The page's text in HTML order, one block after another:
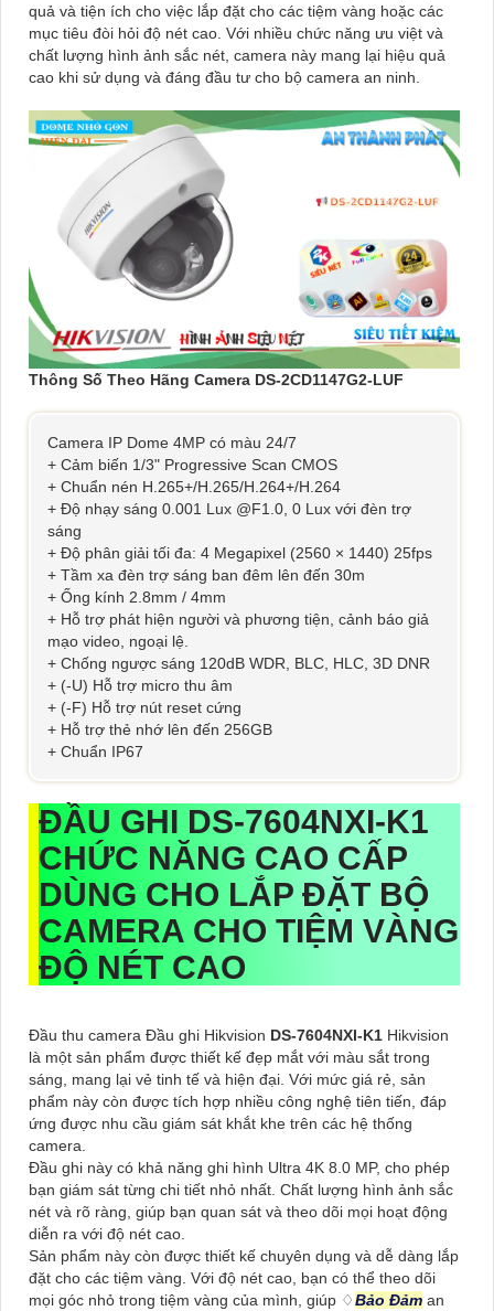
quả và tiện ích cho việc lắp đặt cho các tiệm vàng hoặc các
mục tiêu đòi hỏi độ nét cao. Với nhiều chức năng ưu việt và
chất lượng hình ảnh sắc nét, camera này mang lại hiệu quả
cao khi sử dụng và đáng đầu tư cho bộ camera an ninh.
Thông Số Theo Hãng Camera DS-2CD1147G2-LUF
Camera IP Dome 4MP có màu 24/7
+ Cảm biến 1/3" Progressive Scan CMOS
+ Chuẩn nén H.265+/H.265/H.264+/H.264
+ Độ nhạy sáng 0.001 Lux @F1.0, 0 Lux với đèn trợ
sáng
+ Độ phân giải tối đa: 4 Megapixel (2560 × 1440) 25fps
+ Tầm xa đèn trợ sáng ban đêm lên đến 30m
+ Ống kính 2.8mm / 4mm
+ Hỗ trợ phát hiện người và phương tiện, cảnh báo giả
mạo video, ngoại lệ.
+ Chống ngược sáng 120dB WDR, BLC, HLC, 3D DNR
+ (-U) Hỗ trợ micro thu âm
+ (-F) Hỗ trợ nút reset cứng
+ Hỗ trợ thẻ nhớ lên đến 256GB
+ Chuẩn IP67
ĐẦU GHI DS-7604NXI-K1
CHỨC NĂNG CAO CẤP
DÙNG CHO LẮP ĐẶT BỘ
CAMERA CHO TIỆM VÀNG
ĐỘ NÉT CAO
Đầu thu camera Đầu ghi Hikvision DS-7604NXI-K1 Hikvision
là một sản phẩm được thiết kế đẹp mắt với màu sắt trong
sáng, mang lại vẻ tinh tế và hiện đại. Với mức giá rẻ, sản
phẩm này còn được tích hợp nhiều công nghệ tiên tiến, đáp
ứng được nhu cầu giám sát khắt khe trên các hệ thống
camera.
Đầu ghi này có khả năng ghi hình Ultra 4K 8.0 MP, cho phép
bạn giám sát từng chi tiết nhỏ nhất. Chất lượng hình ảnh sắc
nét và rõ ràng, giúp bạn quan sát và theo dõi mọi hoạt động
diễn ra với độ nét cao.
Sản phẩm này còn được thiết kế chuyên dụng và dễ dàng lắp
đặt cho các tiệm vàng. Với độ nét cao, bạn có thể theo dõi
mọi góc nhỏ trong tiệm vàng của mình, giúp ♢Bảo Đảm an